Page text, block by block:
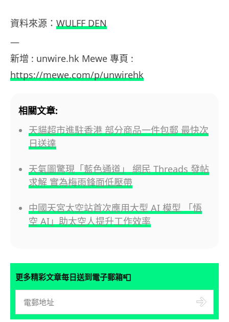
資料來源： WULFF DEN
—
新增 : unwire.hk Mewe 專頁 :
https://mewe.com/p/unwirehk
相關文章:
天貓超市進駐香港 部分商品一件包郵 最快次
日送達
天氣圖驚現「藍色通道」 網民 Threads 發帖
求解 實為梅雨鋒面低壓帶
中國天宮太空站首次應用大型 AI 模型 「悟
空 AI」助太空人提升工作效率
更多精彩文章每日送到電子郵箱📮